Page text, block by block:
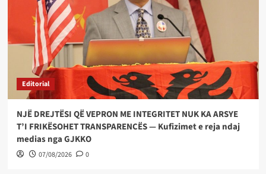
Editorial
NJË DREJTËSI QË VEPRON ME INTEGRITET NUK KA ARSYE
T’I FRIKËSOHET TRANSPARENCËS — Kufizimet e reja ndaj
medias nga GJKKO
07/08/2026 0